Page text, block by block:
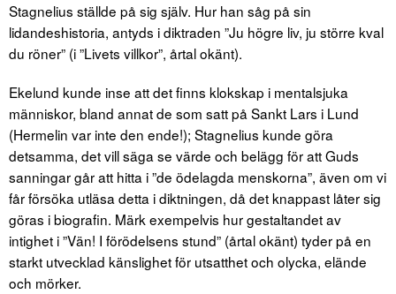
Stagnelius ställde på sig själv. Hur han såg på sin
lidandeshistoria, antyds i diktraden ”Ju högre liv, ju större kval
du röner” (i ”Livets villkor”, årtal okänt).
Ekelund kunde inse att det finns klokskap i mentalsjuka
människor, bland annat de som satt på Sankt Lars i Lund
(Hermelin var inte den ende!); Stagnelius kunde göra
detsamma, det vill säga se värde och belägg för att Guds
sanningar går att hitta i ”de ödelagda menskorna”, även om vi
får försöka utläsa detta i diktningen, då det knappast låter sig
göras i biografin. Märk exempelvis hur gestaltandet av
intighet i ”Vän! I förödelsens stund” (årtal okänt) tyder på en
starkt utvecklad känslighet för utsatthet och olycka, elände
och mörker.